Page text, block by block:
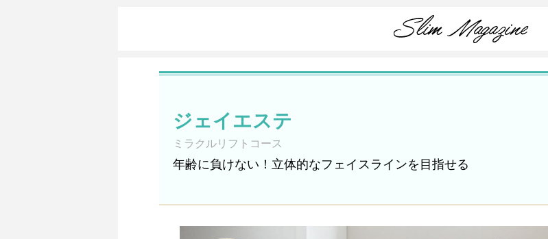
ジェイエステ
ミラクルリフトコース
年齢に負けない！立体的なフェイスラインを目指せる